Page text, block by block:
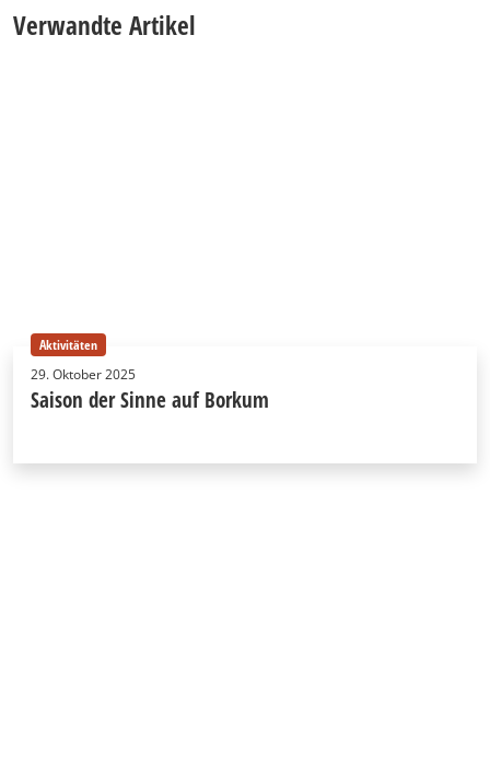
Verwandte Artikel
Aktivitäten
29. Oktober 2025
Saison der Sinne auf Borkum